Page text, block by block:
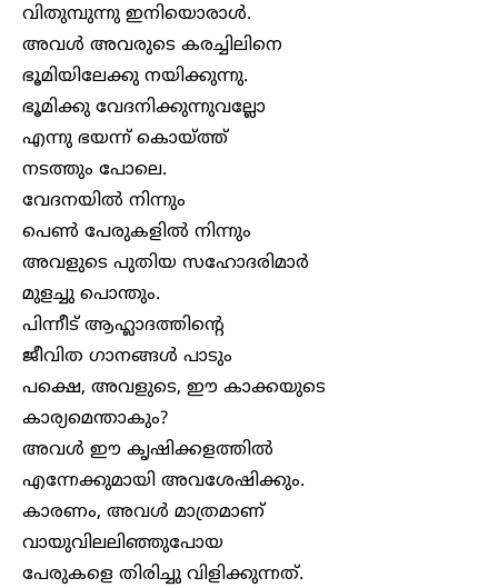
വിതുമ്പുന്നു ഇനിയൊരാൾ.
അവൾ അവരുടെ കരച്ചിലിനെ
ഭൂമിയിലേക്കു നയിക്കുന്നു.
ഭൂമിക്കു വേദനിക്കുന്നുവല്ലോ
എന്നു ഭയന്ന് കൊയ്ത്ത്
നടത്തും പോലെ.
വേദനയിൽ നിന്നും
പെൺ പേരുകളിൽ നിന്നും
അവളുടെ പുതിയ സഹോദരിമാർ
മുളച്ചു പൊന്തും.
പിന്നീട് ആഹ്ലാദത്തിന്റെ
ജീവിത ഗാനങ്ങൾ പാടും
പക്ഷെ, അവളുടെ, ഈ കാക്കയുടെ
കാര്യമെന്താകും?
അവൾ ഈ കൃഷിക്കളത്തിൽ
എന്നേക്കുമായി അവശേഷിക്കും.
കാരണം, അവൾ മാത്രമാണ്
വായുവിലലിഞ്ഞുപോയ
പേരുകളെ തിരിച്ചു വിളിക്കുന്നത്.